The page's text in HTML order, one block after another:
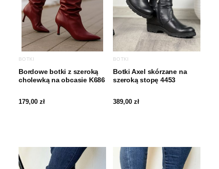
BOTKI
Bordowe botki z szeroką
cholewką na obcasie K686
179,00 zł
BOTKI
Botki Axel skórzane na
szeroką stopę 4453
389,00 zł